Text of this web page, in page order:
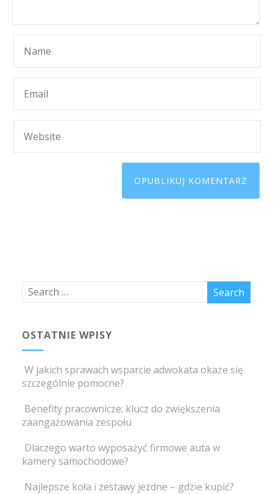
OSTATNIE WPISY
W jakich sprawach wsparcie adwokata okaże się
szczególnie pomocne?
Benefity pracownicze: klucz do zwiększenia
zaangażowania zespołu
Dlaczego warto wyposażyć firmowe auta w
kamery samochodowe?
Najlepsze koła i zestawy jezdne – gdzie kupić?